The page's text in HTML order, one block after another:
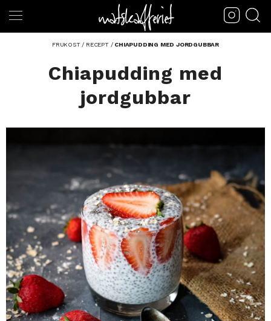
FRUKOST/ RECEPT/ CHIAPUDDING MED JORDGUBBAR
Chiapudding med
jordgubbar